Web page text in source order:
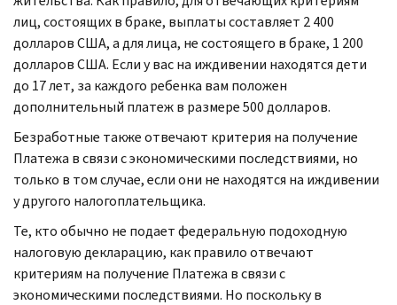
лиц, состоящих в браке, выплаты составляет 2 400
долларов США, а для лица, не состоящего в браке, 1 200
долларов США. Если у вас на иждивении находятся дети
до 17 лет, за каждого ребенка вам положен
дополнительный платеж в размере 500 долларов.
Безработные также отвечают критерия на получение
Платежа в связи с экономическими последствиями, но
только в том случае, если они не находятся на иждивении
у другого налогоплательщика.
Те, кто обычно не подает федеральную подоходную
налоговую декларацию, как правило отвечают
критериям на получение Платежа в связи с
экономическими последствиями. Но поскольку в